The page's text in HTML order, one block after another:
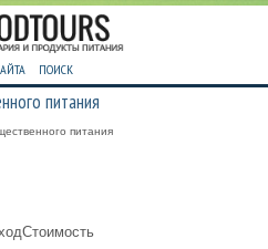
ПОИСК
питания
питания
Стоимость